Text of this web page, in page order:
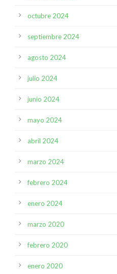
octubre 2024
septiembre 2024
agosto 2024
julio 2024
junio 2024
mayo 2024
abril 2024
marzo 2024
febrero 2024
enero 2024
marzo 2020
febrero 2020
enero 2020